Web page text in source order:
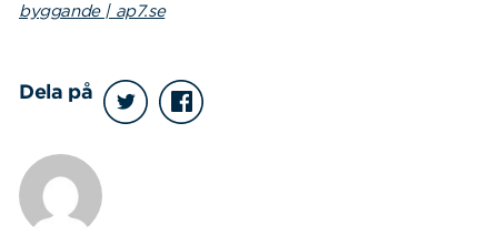
byggande | ap7.se
Dela på